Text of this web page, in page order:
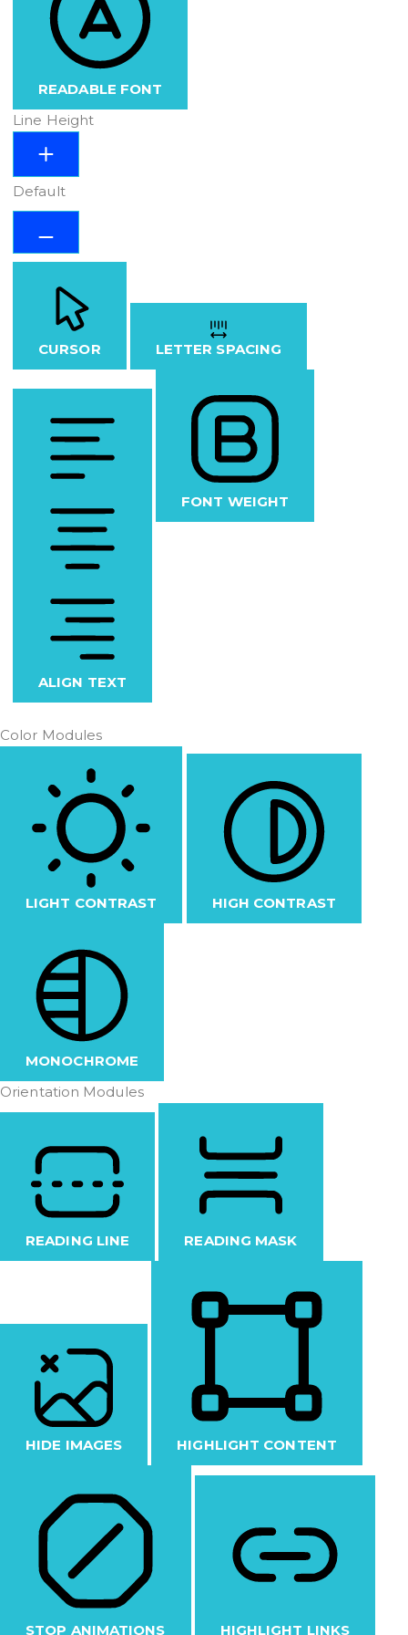
READABLE FONT
Line Height
Default
CURSOR LETTER SPACING
ALIGN TEXT
FONT WEIGHT
Color Modules
LIGHT CONTRAST HIGH CONTRAST
MONOCHROME
Orientation Modules
READING LINE READING MASK
HIDE IMAGES HIGHLIGHT CONTENT
STOP ANIMATIONS HIGHLIGHT LINKS